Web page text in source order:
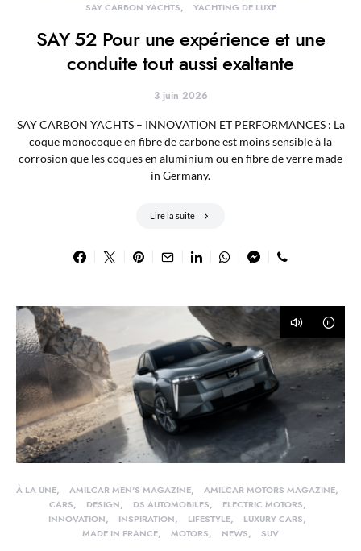
SAY CARBON YACHTS
YACHTING DE LUXE
SAY 52 Pour une expérience et une
conduite tout aussi exaltante
3 juin 2026
SAY CARBON YACHTS – INNOVATION ET PERFORMANCES : La
coque monocoque en fibre de carbone est moins sensible à la
corrosion que les coques en aluminium ou en fibre de verre made
in Germany.
Lire la suite
À LA UNE AMILCAR MEN'S MAGAZINE
AMILCAR MOTORS MAGAZINE
CARS
DESIGN DS AUTOMOBILES
ELECTRIC MOTORS
INNOVATION
INSPIRATION LIFESTYLE
LUXURY CARS
MADE IN FRANCE
MOTORS NEWS SUV